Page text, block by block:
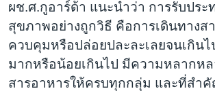
ผช.ศ.กูอาร์ด้า แนะนำว่า การรับประ
สุขภาพอย่างถูกวิธี คือการเดินทางส
ควบคุมหรือปล่อยปละละเลยจนเกิน
มากหรือน้อยเกินไป มีความหลากหล
สารอาหารให้ครบทุกกลุ่ม และที่สำ